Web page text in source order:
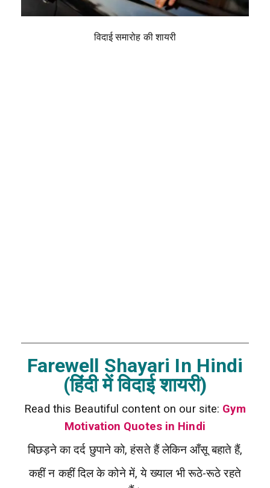
विदाई समारोह की शायरी
Farewell Shayari In Hindi
(हिंदी में विदाई शायरी)
Read this Beautiful content on our site: Gym
Motivation Quotes in Hindi
बिछड़ने का दर्द छुपाने को, हंसते हैं लेकिन आँसू बहाते हैं,
कहीं न कहीं दिल के कोने में, ये ख्याल भी रूठे-रूठे रहते